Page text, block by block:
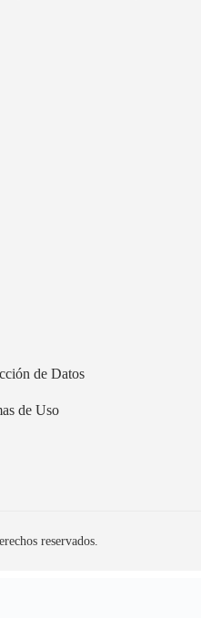
de Datos
de Uso
reservados.